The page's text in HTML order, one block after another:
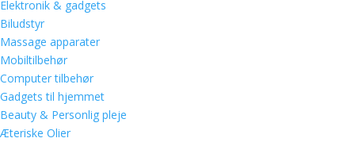
Elektronik & gadgets
Biludstyr
Massage apparater
Mobiltilbehør
Computer tilbehør
Gadgets til hjemmet
Beauty & Personlig pleje
Æteriske Olier